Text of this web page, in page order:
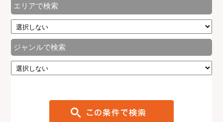
エリアで検索
ジャンルで検索